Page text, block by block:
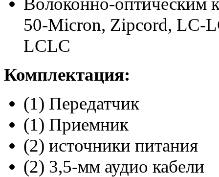
50-Micron, Zipcord, LC-
LCLC
Комплектация:
(1) Передатчик
(1) Приемник
(2) источники питания
(2) 3,5-мм аудио кабели